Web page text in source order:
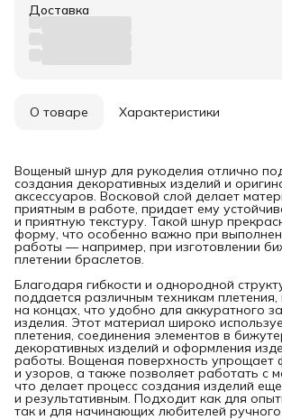
Доставка
О товаре Характеристики
Вощеный шнур для рукоделия отлично
создания декоративных изделий и
аксессуаров. Восковой слой делает
приятным в работе, придает ему
и приятную текстуру. Такой шнур
форму, что особенно важно при
работы — например, при изготовлении
плетении браслетов.
Благодаря гибкости и однородной
поддается различным техникам
на концах, что удобно для аккуратного
изделия. Этот материал широко
плетения, соединения элементов в
декоративных изделий и оформления
работы. Вощеная поверхность упрощает
и узоров, а также позволяет работать с
что делает процесс создания изделий
и результативным. Подходит как для
так и для начинающих любителей